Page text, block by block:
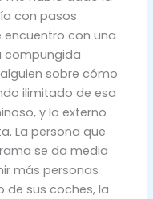
con pasos
con una
compungida
sobre cómo
ilimitado de esa
y lo externo
La persona que
se da media
más personas
de sus coches, la